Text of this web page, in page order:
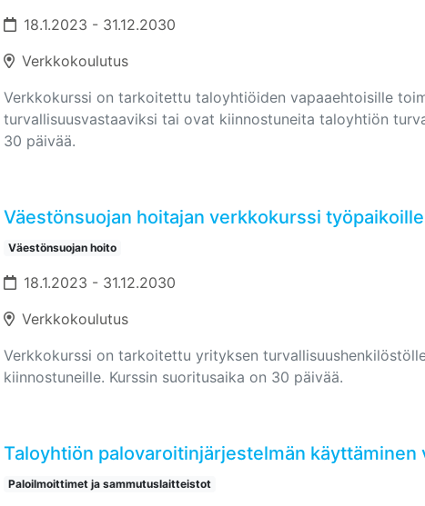
18.1.2023 - 31.12.2030
Verkkokoulutus
Verkkokurssi on tarkoitettu taloyhtiöiden vapaaehtoisille
turvallisuusvastaaviksi tai ovat kiinnostuneita taloyhtiön
30 päivää.
Väestönsuojan hoitajan verkkokurssi työpaikoille
Väestönsuojan hoito
18.1.2023 - 31.12.2030
Verkkokoulutus
Verkkokurssi on tarkoitettu yrityksen
kiinnostuneille. Kurssin suoritusaika on 30 päivää.
Taloyhtiön palovaroitinjärjestelmän käyttäminen
Paloilmoittimet ja sammutuslaitteistot